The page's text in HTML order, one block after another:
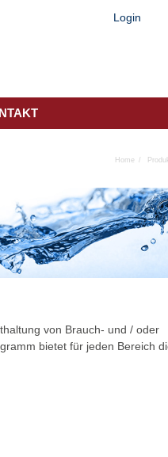
Login
Home
von Brauch- und / oder
bietet für jeden Bereich